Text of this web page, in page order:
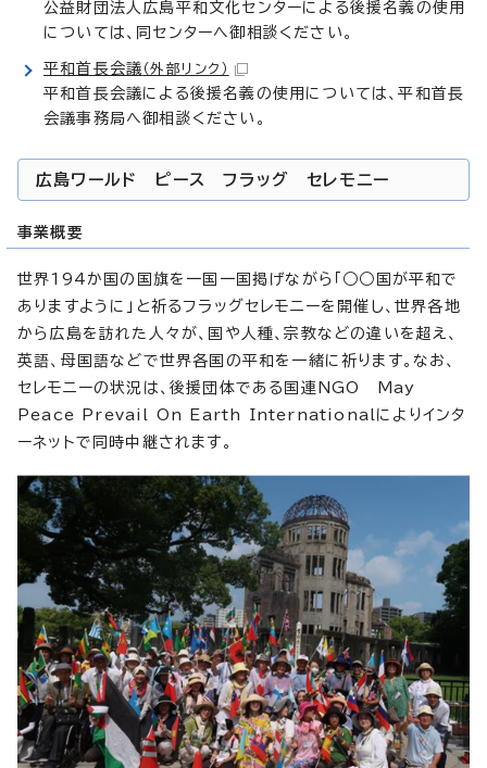
公益財団法人広島平和文化センターによる後援名義の使用
については、同センターへ御相談ください。
平和首長会議 （外部リンク）
平和首長会議による後援名義の使用については、平和首長
会議事務局へ御相談ください。
広島ワールド ピース フラッグ セレモニー
事業概要
世界194か国の国旗を一国一国掲げながら「○○国が平和で
ありますように」と祈るフラッグセレモニーを開催し、世界各地
から広島を訪れた人々が、国や人種、宗教などの違いを超え、
英語、母国語などで世界各国の平和を一緒に祈ります。なお、
セレモニーの状況は、後援団体である国連NGO May
Peace Prevail On Earth Internationalによりインタ
ーネットで同時中継されます。